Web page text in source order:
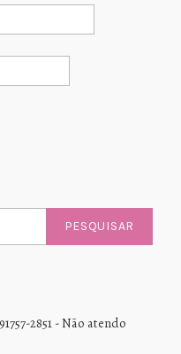
2851 - Não atendo